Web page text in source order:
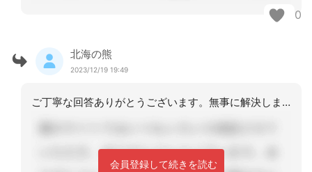
0
北海の熊
2023/12/19 19:49
ご丁寧な回答ありがとうございます。無事に解決しました。
会員登録して続きを読む